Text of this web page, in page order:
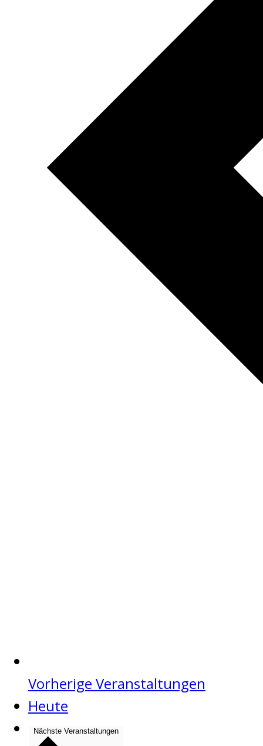
Vorherige Veranstaltungen
Heute
Nächste Veranstaltungen